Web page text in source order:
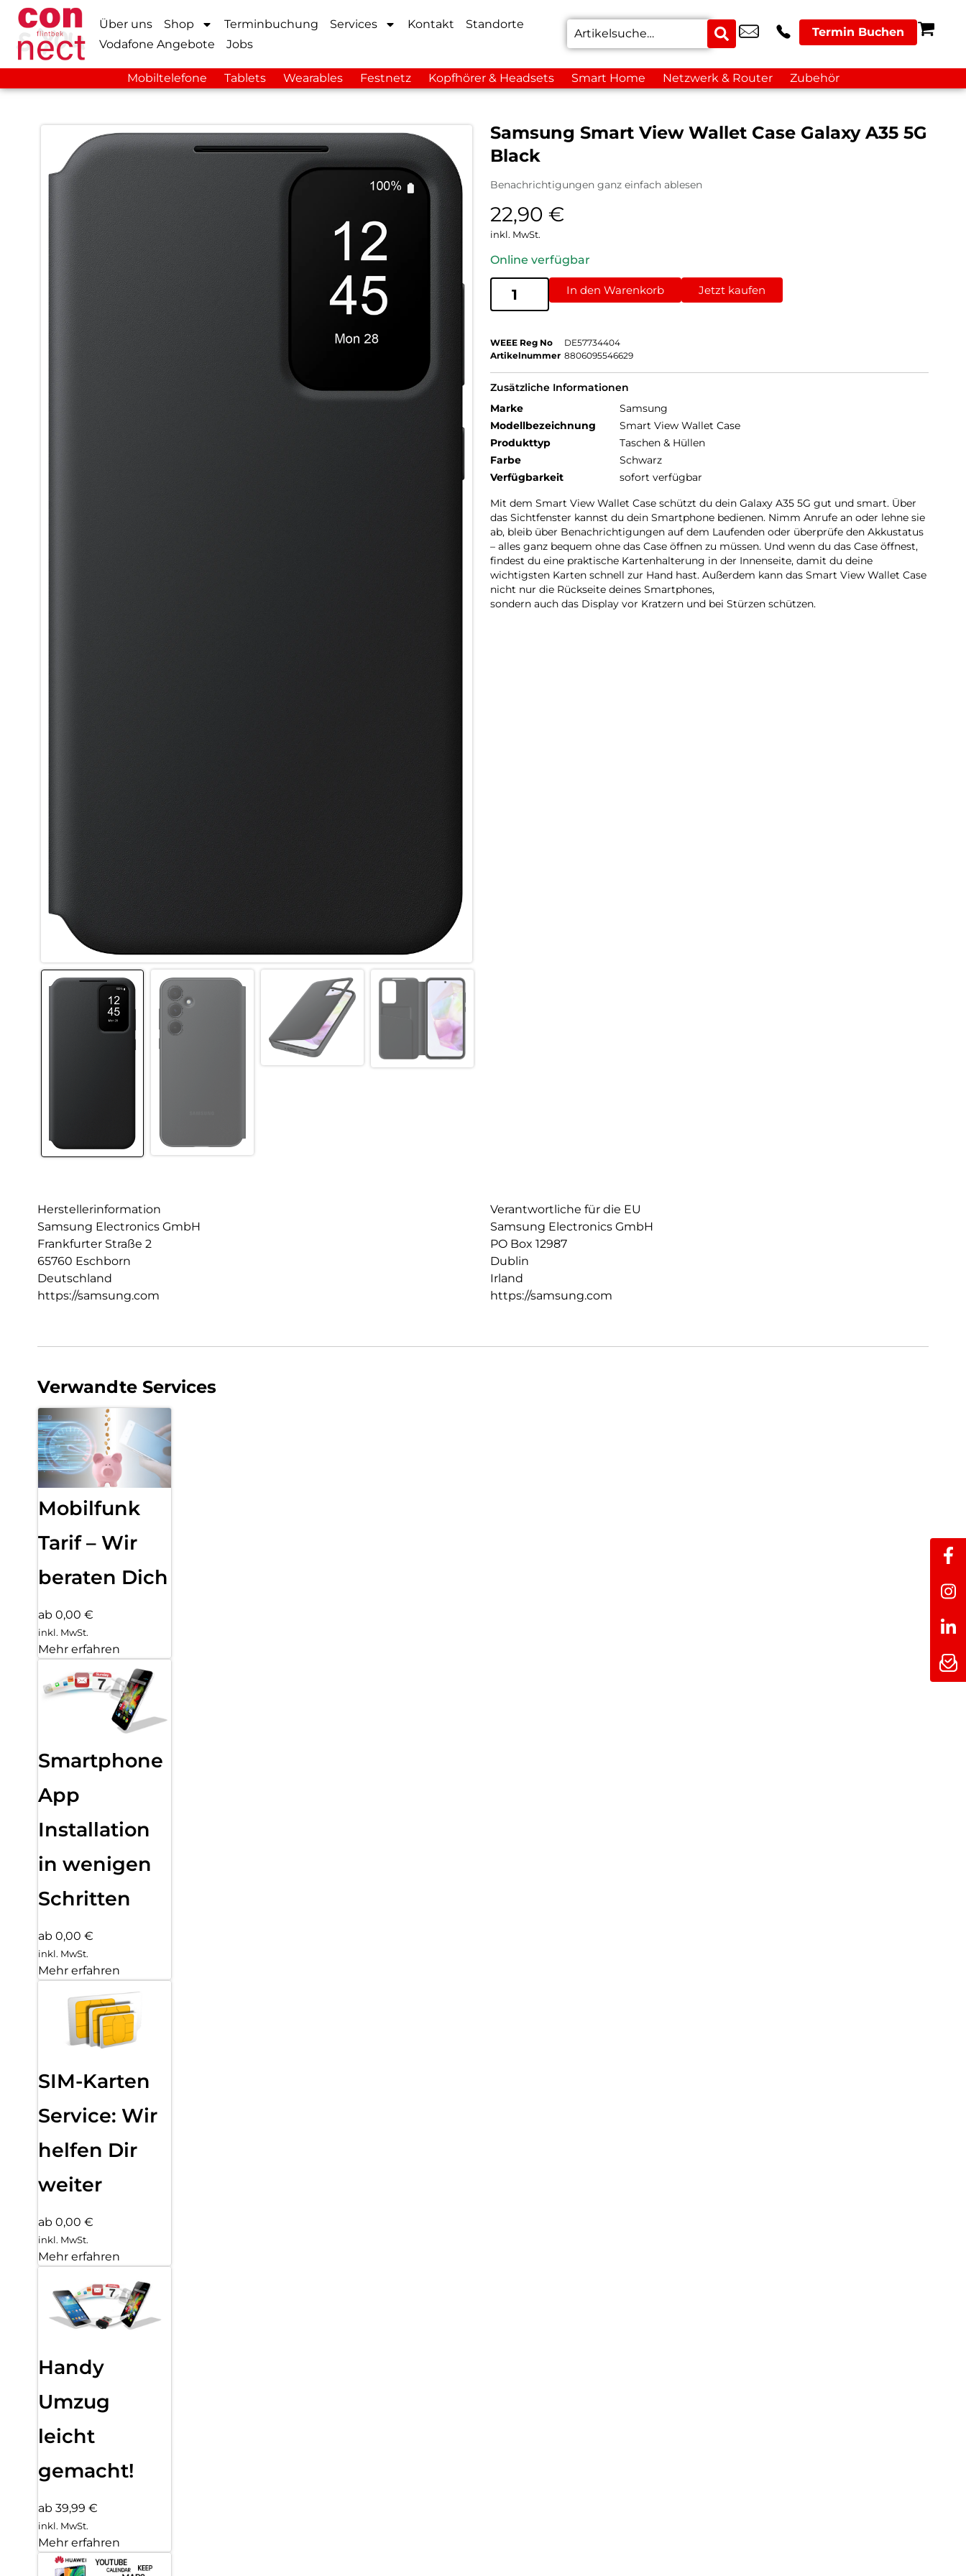
Über uns Shop Terminbuchung Services Kontakt
Standorte
Vodafone Angebote
Jobs
Termin Buchen
Mobiltelefone Tablets Wearables Festnetz Kopfhörer & Headsets Smart Home Netzwerk & Router Zubehör
Samsung Smart View Wallet Case Galaxy A35 5G
Black
Benachrichtigungen ganz einfach ablesen
22,90 €
inkl. MwSt.
Online verfügbar
In den Warenkorb Jetzt kaufen
WEEE Reg No
DE57734404
Artikelnummer 8806095546629
Zusätzliche Informationen
Marke
Samsung
Modellbezeichnung
Smart View Wallet Case
Produkttyp
Taschen & Hüllen
Farbe
Schwarz
Verfügbarkeit
sofort verfügbar
Mit dem Smart View Wallet Case schützt du dein Galaxy A35 5G gut und smart. Über
das Sichtfenster kannst du dein Smartphone bedienen. Nimm Anrufe an oder lehne sie
ab, bleib über Benachrichtigungen auf dem Laufenden oder überprüfe den Akkustatus
– alles ganz bequem ohne das Case öffnen zu müssen. Und wenn du das Case öffnest,
findest du eine praktische Kartenhalterung in der Innenseite, damit du deine
wichtigsten Karten schnell zur Hand hast. Außerdem kann das Smart View Wallet Case
nicht nur die Rückseite deines Smartphones,
sondern auch das Display vor Kratzern und bei Stürzen schützen.
Herstellerinformation
Samsung Electronics GmbH
Frankfurter Straße 2
65760 Eschborn
Deutschland
https://samsung.com
Verantwortliche für die EU
Samsung Electronics GmbH
PO Box 12987
Dublin
Irland
https://samsung.com
Verwandte Services
Mobilfunk
Tarif – Wir
beraten Dich
ab 0,00 €
inkl. MwSt.
Mehr erfahren
Smartphone
App
Installation
in wenigen
Schritten
ab 0,00 €
inkl. MwSt.
Mehr erfahren
SIM-Karten
Service: Wir
helfen Dir
weiter
ab 0,00 €
inkl. MwSt.
Mehr erfahren
Handy
Umzug
leicht
gemacht!
ab 39,99 €
inkl. MwSt.
Mehr erfahren